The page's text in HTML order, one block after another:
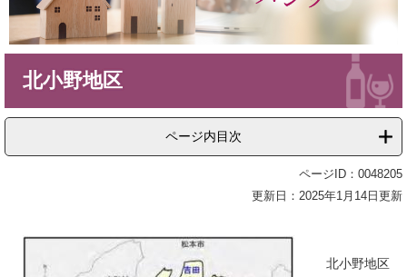
北小野地区
ページ内目次
ページID：0048205
更新日：2025年1月14日更新
北小野地区